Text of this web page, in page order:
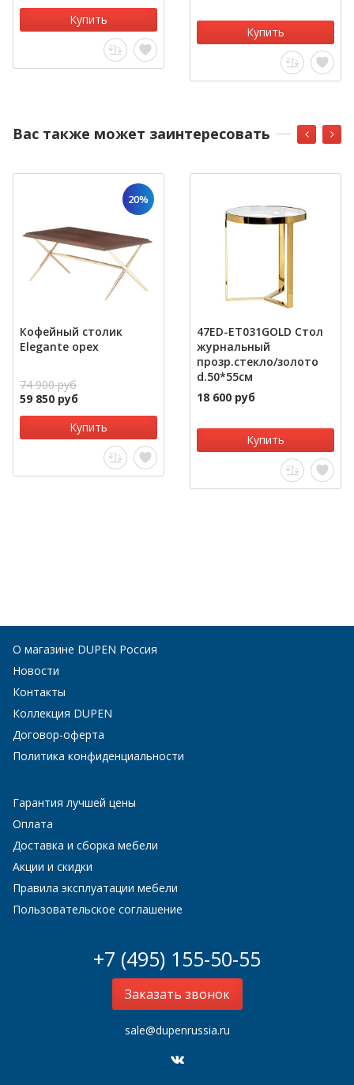
Купить
Купить
Вас также может заинтересовать
20%
Кофейный столик
Elegante орех
74 900 руб
59 850 руб
Купить
47ED-ET031GOLD Стол
журнальный
прозр.стекло/золото
d.50*55см
18 600 руб
Купить
О магазине DUPEN Россия
Новости
Контакты
Коллекция DUPEN
Договор-оферта
Политика конфиденциальности
Гарантия лучшей цены
Оплата
Доставка и сборка мебели
Акции и скидки
Правила эксплуатации мебели
Пользовательское соглашение
+7 (495) 155-50-55
Заказать звонок
sale@dupenrussia.ru